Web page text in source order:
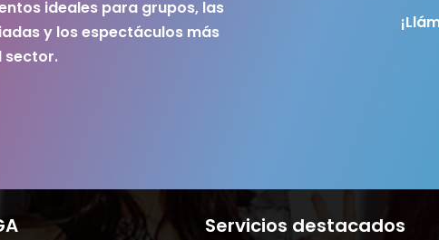
ideales para grupos, las
y los espectáculos más
sector.
Servicios destacados